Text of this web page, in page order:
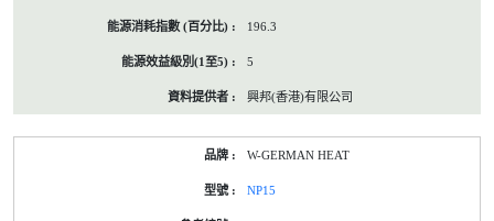
196.3
5
興邦(香港)有限公司
W-GERMAN HEAT
NP15